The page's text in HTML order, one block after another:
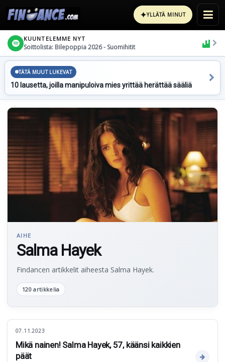
✦YLLÄTÄ MINUT
KUUNTELEMME NYT
Soittolista: Bilepoppia 2026 - Suomihitit
TÄTÄ MUUT LUKEVAT
10 lausetta, joilla manipuloiva mies yrittää herättää sääliä
AIHE
Salma Hayek
Findancen artikkelit aiheesta Salma Hayek.
120 artikkelia
07.11.2023
Mikä nainen! Salma Hayek, 57, käänsi kaikkien
päät